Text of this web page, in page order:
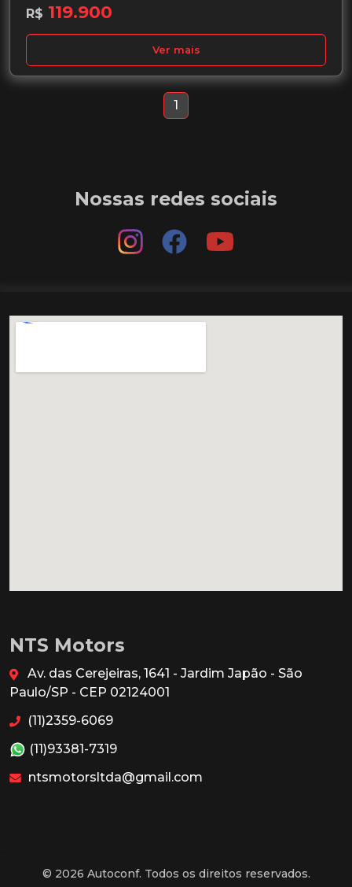
R$ 119.900
Ver mais
1
Nossas redes sociais
NTS Motors
Av. das Cerejeiras, 1641 - Jardim Japão - São
Paulo/SP - CEP 02124001
(11)2359-6069
(11)93381-7319
ntsmotorsltda@gmail.com
© 2026 Autoconf. Todos os direitos reservados.